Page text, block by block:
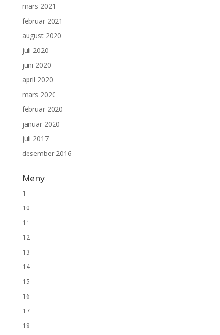
mars 2021
februar 2021
august 2020
juli 2020
juni 2020
april 2020
mars 2020
februar 2020
januar 2020
juli 2017
desember 2016
Meny
1
10
11
12
13
14
15
16
17
18